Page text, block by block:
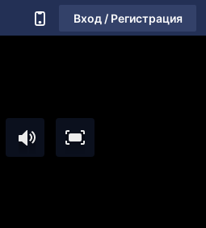
Вход / Регистрация